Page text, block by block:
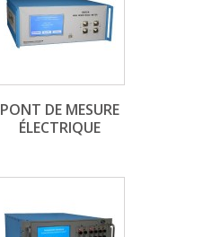
PONT DE MESURE
ÉLECTRIQUE